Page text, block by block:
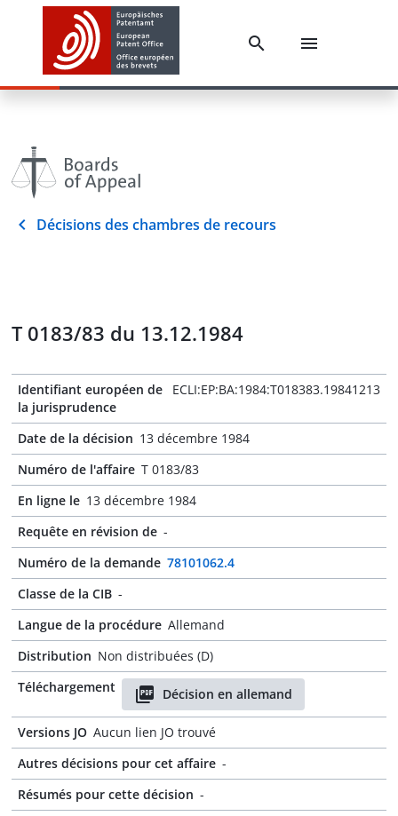
Décisions des chambres de recours
T 0183/83 du 13.12.1984
Identifiant européen de
la jurisprudence
ECLI:EP:BA:1984:T018383.19841213
Date de la décision 13 décembre 1984
Numéro de l'affaire T 0183/83
En ligne le 13 décembre 1984
Requête en révision de -
Numéro de la demande 78101062.4
Classe de la CIB -
Langue de la procédure Allemand
Distribution Non distribuées (D)
Téléchargement
Décision en allemand
Versions JO Aucun lien JO trouvé
Autres décisions pour cet affaire -
Résumés pour cette décision -